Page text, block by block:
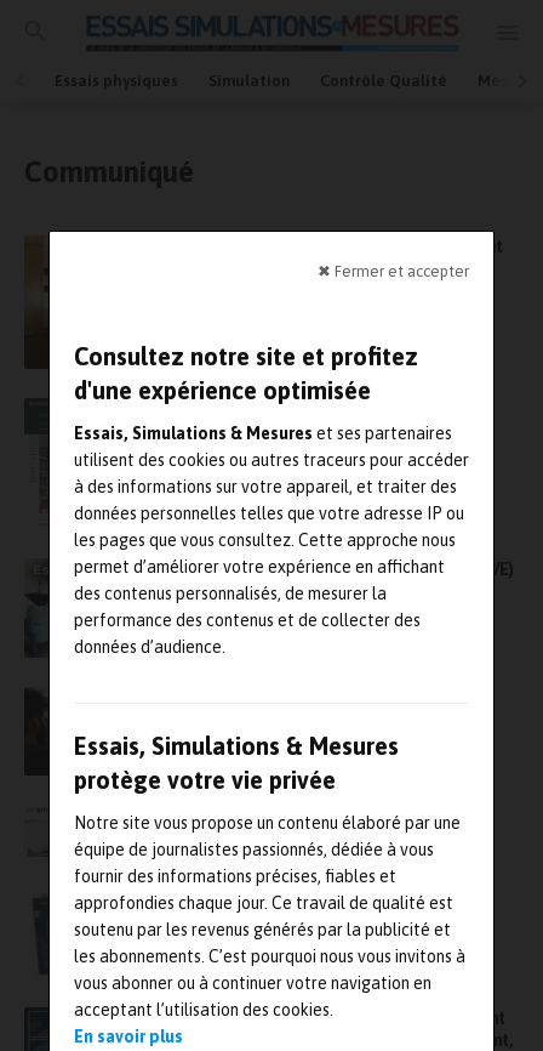
✖ Fermer et accepter
Consultez notre site et profitez
d'une expérience optimisée
Essais, Simulations & Mesures et ses partenaires
utilisent des cookies ou autres traceurs pour accéder
à des informations sur votre appareil, et traiter des
données personnelles telles que votre adresse IP ou
les pages que vous consultez. Cette approche nous
permet d’améliorer votre expérience en affichant
des contenus personnalisés, de mesurer la
performance des contenus et de collecter des
données d’audience.
Essais, Simulations & Mesures
protège votre vie privée
Notre site vous propose un contenu élaboré par une
équipe de journalistes passionnés, dédiée à vous
fournir des informations précises, fiables et
approfondies chaque jour. Ce travail de qualité est
soutenu par les revenus générés par la publicité et
les abonnements. C’est pourquoi nous vous invitons à
vous abonner ou à continuer votre navigation en
acceptant l’utilisation des cookies.
En savoir plus
Essais physiques Simulation Contrôle Qualité Mesures
Communiqué
Amélioration du confort acoustique sur un jet
SimpaTec organise sa rencontre utilisateurs
annuelle au Musée Unterlinden à Colmar
Tests de batteries de véhicules électriques (VE)
Acteur Majeur en Test & Mesure
Digitalisation des processus métier : les 7
secrets des équipes qui performent !
Euresys, les solutions de vision 3D influencent
favorablement le temps, … de développement,